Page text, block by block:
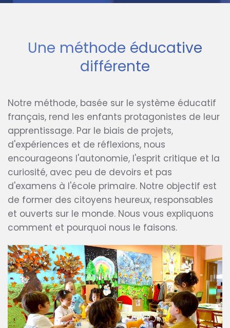
Une méthode éducative
différente
Notre méthode, basée sur le système éducatif
français, rend les enfants protagonistes de leur
apprentissage. Par le biais de projets,
d'expériences et de réflexions, nous
encourageons l'autonomie, l'esprit critique et la
curiosité, avec peu de devoirs et pas
d'examens à l'école primaire. Notre objectif est
de former des citoyens heureux, responsables
et ouverts sur le monde. Nous vous expliquons
comment et pourquoi nous le faisons.